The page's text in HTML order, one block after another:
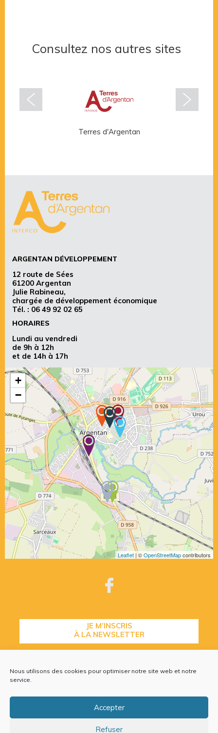
Nous utilisons des cookies pour optimiser notre site web et notre
service.
Accepter
Refuser
Consultez nos autres sites
Terres d'Argentan
ARGENTAN DÉVELOPPEMENT
12 route de Sées
61200 Argentan
Julie Rabineau,
chargée de développement économique
Tél. : 06 49 92 02 65
HORAIRES
Lundi au vendredi
de 9h à 12h
et de 14h à 17h
+
−
Leaflet | ©OpenStreetMapcontributors
JE M’INSCRIS
À LA NEWSLETTER